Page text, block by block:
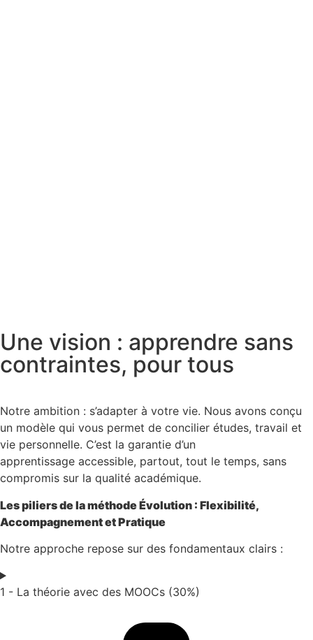
Une vision : apprendre sans
contraintes, pour tous
Notre ambition : s’adapter à votre vie. Nous avons conçu
un modèle qui vous permet de concilier études, travail et
vie personnelle. C’est la garantie d’un
apprentissage accessible, partout, tout le temps, sans
compromis sur la qualité académique.
Les piliers de la méthode Évolution : Flexibilité,
Accompagnement et Pratique
Notre approche repose sur des fondamentaux clairs :
1 - La théorie avec des MOOCs (30%)